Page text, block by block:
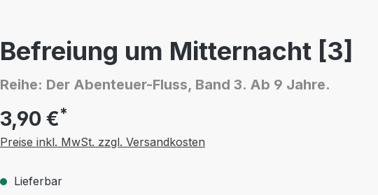
Befreiung um Mitternacht [3]
Reihe: Der Abenteuer-Fluss, Band 3. Ab 9 Jahre.
3,90 €*
Preise inkl. MwSt. zzgl. Versandkosten
Lieferbar